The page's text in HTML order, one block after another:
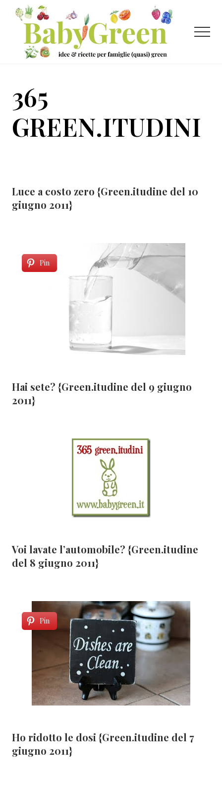
Menu
Passa
contenuto
principale
Passa
ricette
per
famiglie
Menu
365
GREEN.ITUDINI
Luce a costo zero {Green.itudine del 10
giugno 2011}
Pin
Hai sete? {Green.itudine del 9 giugno
2011}
Voi lavate l’automobile? {Green.itudine
del 8 giugno 2011}
Pin
Ho ridotto le dosi {Green.itudine del 7
giugno 2011}